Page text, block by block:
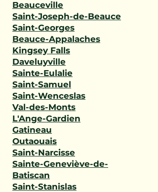
Beauceville
Saint-Joseph-de-Beauce
Saint-Georges
Beauce-Appalaches
Kingsey Falls
Daveluyville
Sainte-Eulalie
Saint-Samuel
Saint-Wenceslas
Val-des-Monts
L'Ange-Gardien
Gatineau
Outaouais
Saint-Narcisse
Sainte-Geneviève-de-
Batiscan
Saint-Stanislas